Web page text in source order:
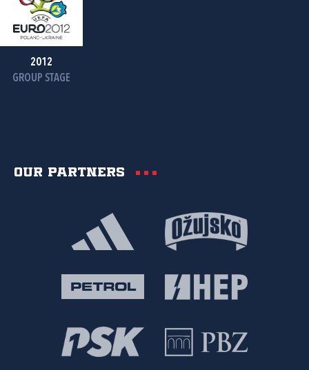
2012
GROUP STAGE
Our partners